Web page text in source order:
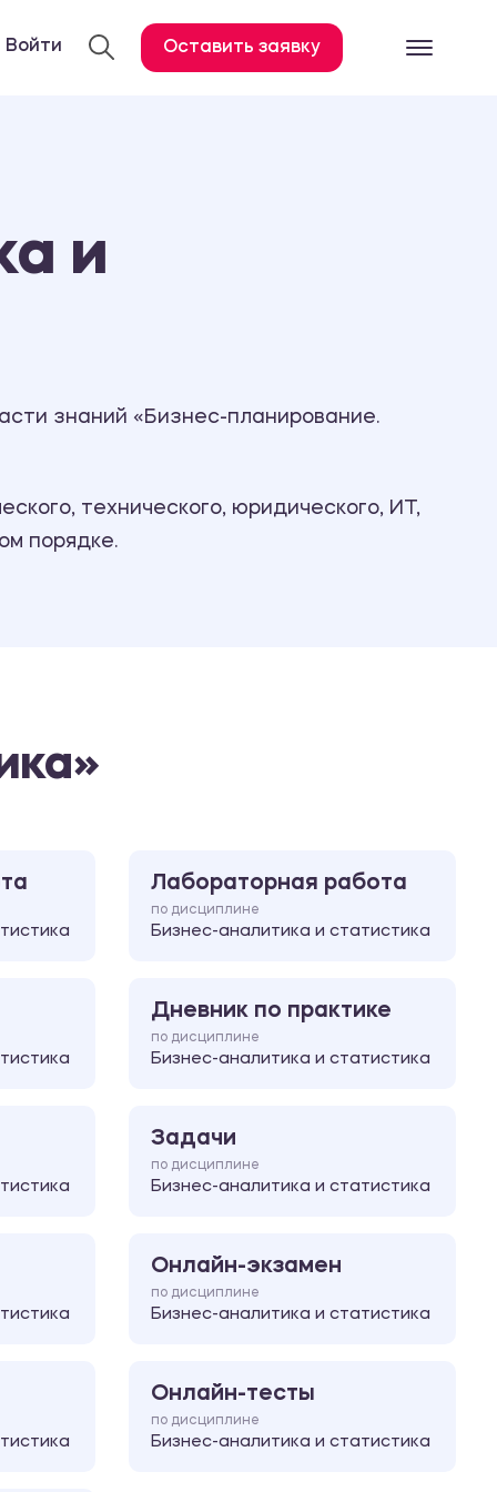
Ответы на билеты
Войти Оставить заявку
и
знаний «Бизнес-планирование.
технического, юридического, ИТ,
порядке.
Лабораторная работа
по дисциплине
Бизнес-аналитика и статистика
Дневник по практике
по дисциплине
Бизнес-аналитика и статистика
Задачи
по дисциплине
Бизнес-аналитика и статистика
Онлайн-экзамен
по дисциплине
Бизнес-аналитика и статистика
Онлайн-тесты
по дисциплине
Бизнес-аналитика и статистика